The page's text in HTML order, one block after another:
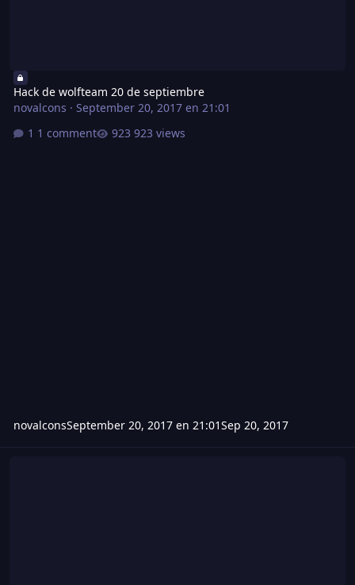
Hack de wolfteam 20 de septiembre
novalcons · September 20, 2017 en 21:01
1 comment
923 views
novalconsSeptember 20, 2017 en 21:01Sep 20, 2017